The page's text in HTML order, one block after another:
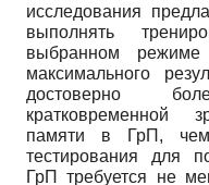
исследования
выполнять
выбранном режиме
максимального
достоверно
кратковременной
памяти в ГрП,
тестирования для
ГрП требуется не